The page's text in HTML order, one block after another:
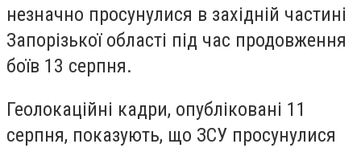
незначно просунулися в західній частині
Запорізької області під час продовження
боїв 13 серпня.
Геолокаційні кадри, опубліковані 11
серпня, показують, що ЗСУ просунулися